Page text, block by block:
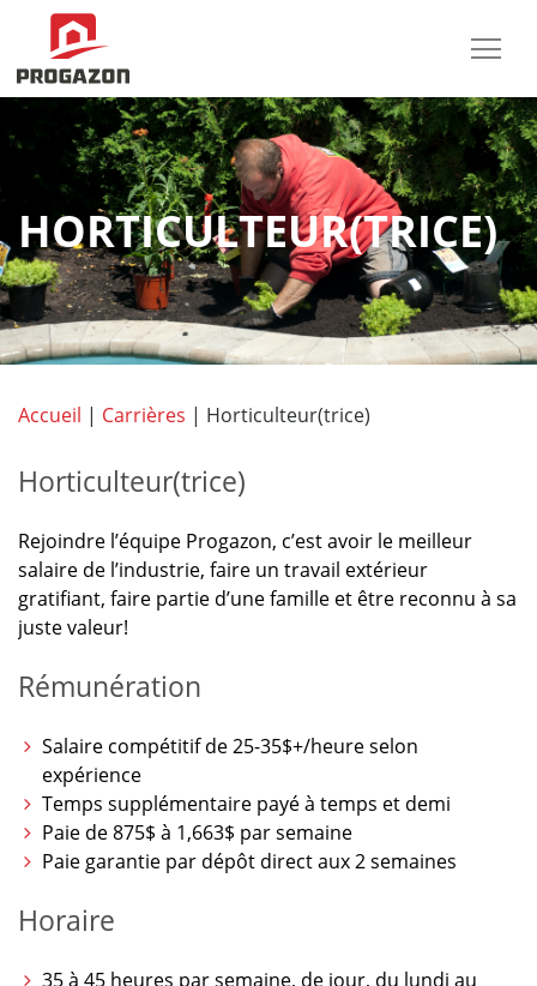
HORTICULTEUR(TRICE)
Accueil | Carrières | Horticulteur(trice)
Horticulteur(trice)
Rejoindre l’équipe Progazon, c’est avoir le meilleur
salaire de l’industrie, faire un travail extérieur
gratifiant, faire partie d’une famille et être reconnu à sa
juste valeur!
Rémunération
Salaire compétitif de 25-35$+/heure selon
expérience
Temps supplémentaire payé à temps et demi
Paie de 875$ à 1,663$ par semaine
Paie garantie par dépôt direct aux 2 semaines
Horaire
35 à 45 heures par semaine, de jour, du lundi au